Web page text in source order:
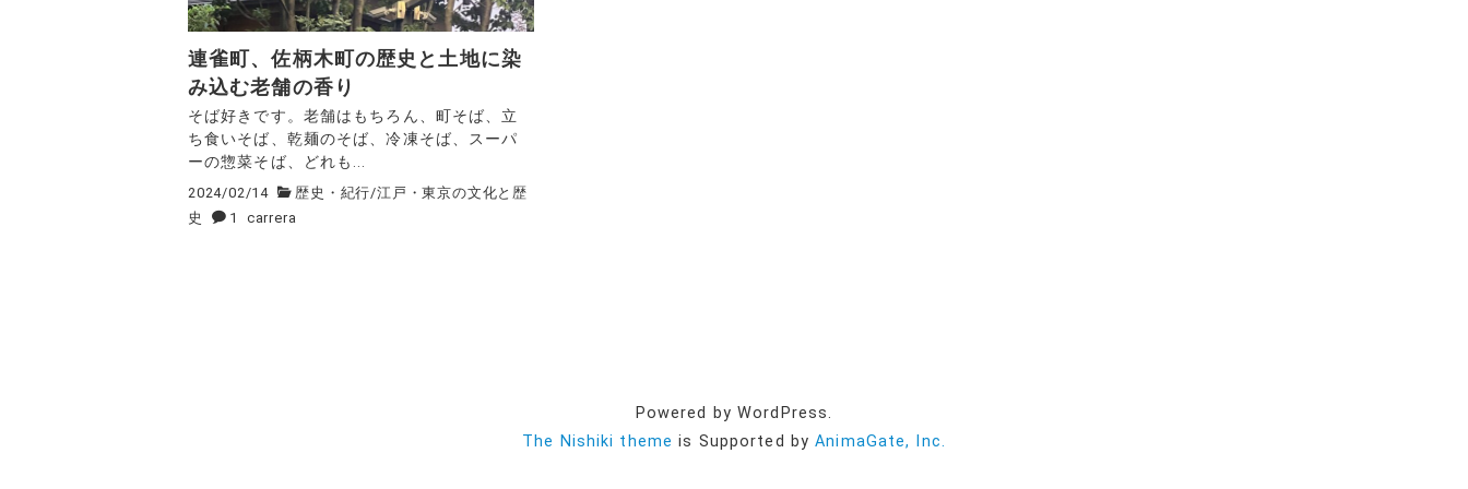
連雀町、佐柄木町の歴史と土地に染
み込む老舗の香り
そば好きです。老舗はもちろん、町そば、立
ち食いそば、乾麺のそば、冷凍そば、スーパ
ーの惣菜そば、どれも...
2024/02/14 歴史・紀行/江戸・東京の文化と歴
史
1 carrera
Powered by WordPress.
The Nishiki theme is Supported byAnimaGate, Inc.